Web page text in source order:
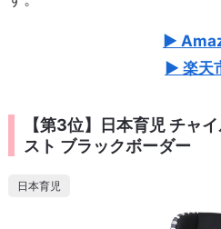
楽天
【第3位】日本育児 チャ
スト ブラックボーダー
日本育児